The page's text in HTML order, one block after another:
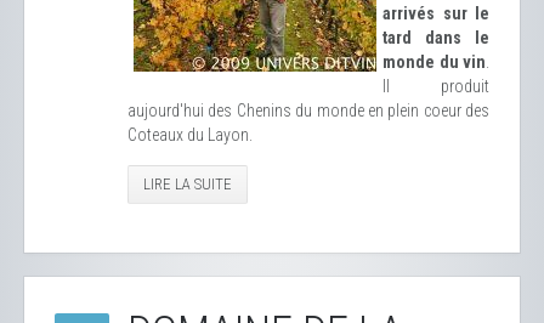
arrivés sur le
tard dans le
monde du vin
Il produit
aujourd'hui des Chenins du monde en plein coeur des
Coteaux du Layon.
LIRE LA SUITE